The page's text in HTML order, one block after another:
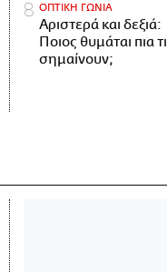
ΟΠΤΙΚΗ ΓΩΝΙΑ
Αριστερά και δεξιά:
Ποιος θυμάται πια τι
σημαίνουν;